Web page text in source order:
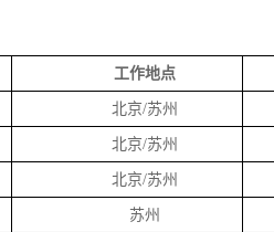
工作地点
北京/苏州
北京/苏州
北京/苏州
苏州